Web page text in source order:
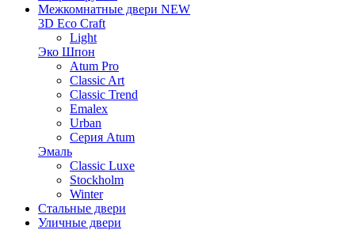
Межкомнатные двери NEW
3D Eco Craft
Light
Эко Шпон
Atum Pro
Classic Art
Classic Trend
Emalex
Urban
Серия Atum
Эмаль
Classic Luxe
Stockholm
Winter
Стальные двери
Уличные двери